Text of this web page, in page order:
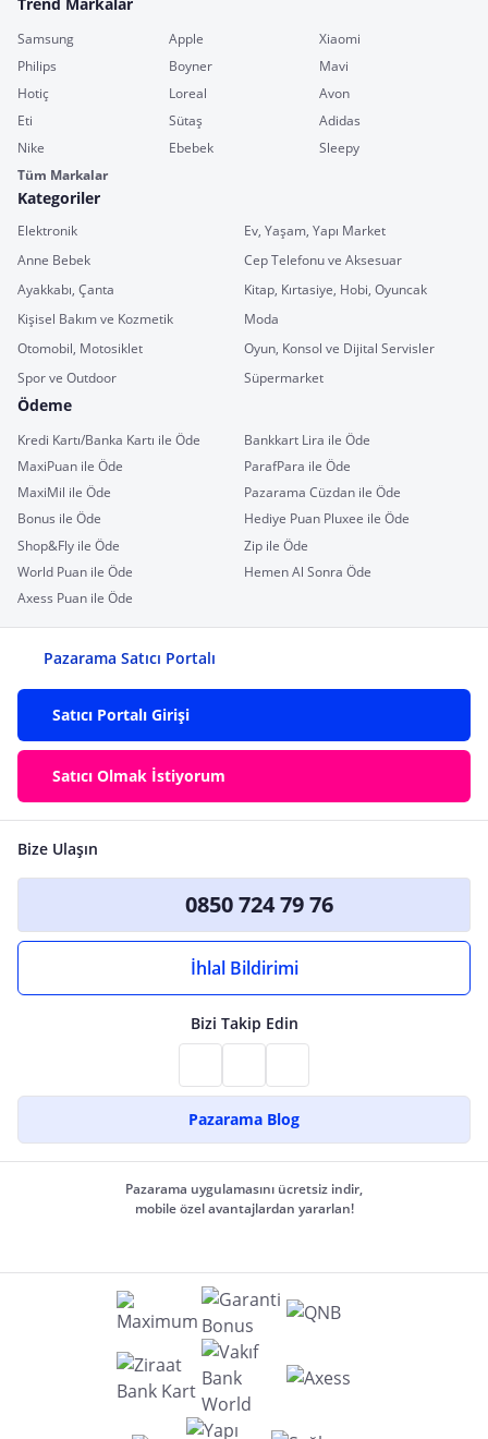
Samsung Apple
Xiaomi
Philips
Boyner
Mavi
Hotiç
Loreal
Avon
Eti
Sütaş
Adidas
Nike
Ebebek
Sleepy
Tüm Markalar
Kategoriler
Elektronik
Ev, Yaşam, Yapı Market
Anne Bebek
Cep Telefonu ve Aksesuar
Ayakkabı, Çanta
Kitap, Kırtasiye, Hobi, Oyuncak
Kişisel Bakım ve Kozmetik
Moda
Otomobil, Motosiklet
Oyun, Konsol ve Dijital Servisler
Spor ve Outdoor
Süpermarket
Ödeme
Kredi Kartı/Banka Kartı ile Öde
Bankkart Lira ile Öde
MaxiPuan ile Öde
ParafPara ile Öde
MaxiMil ile Öde
Pazarama Cüzdan ile Öde
Bonus ile Öde
Hediye Puan Pluxee ile Öde
Shop&Fly ile Öde
Zip ile Öde
World Puan ile Öde
Hemen Al Sonra Öde
Axess Puan ile Öde
Pazarama Satıcı Portalı
Satıcı Portalı Girişi
Satıcı Olmak İstiyorum
Bize Ulaşın
0850 724 79 76
İhlal Bildirimi
Bizi Takip Edin
Pazarama Blog
Pazarama uygulamasını ücretsiz indir,
mobile özel avantajlardan yararlan!